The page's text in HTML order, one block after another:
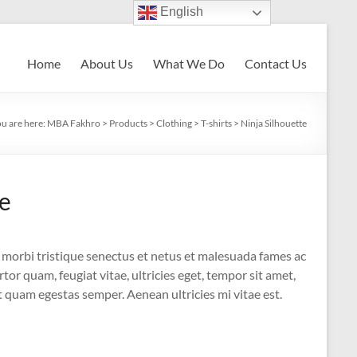
Home About Us What We Do Contact Us
are here: MBA Fakhro > Products > Clothing > T-shirts > Ninja Silhouette
tristique senectus et netus et malesuada fames ac
quam, feugiat vitae, ultricies eget, tempor sit amet,
egestas semper. Aenean ultricies mi vitae est.
English